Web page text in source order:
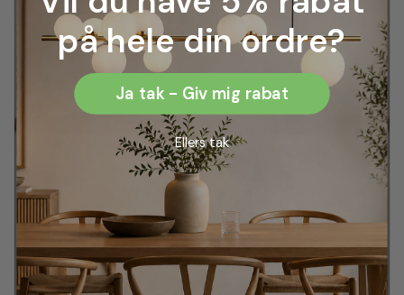
på hele din ordre?
Ja tak - Giv mig rabat
Ellers tak